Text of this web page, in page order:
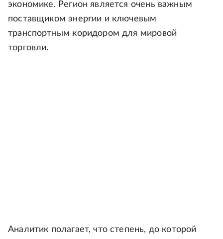
экономике. Регион является очень важным
поставщиком энергии и ключевым
транспортным коридором для мировой
торговли.
Аналитик полагает, что степень, до которой